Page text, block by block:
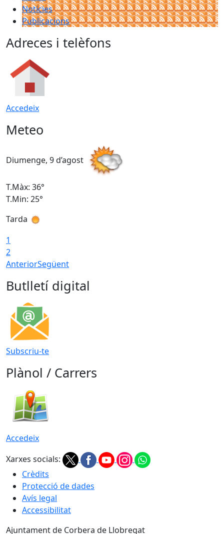
Notícies
Publicacions
Adreces i telèfons
Accedeix
Meteo
Diumenge, 9 d’agost
T.Màx: 36°
T.Min: 25°
Tarda
1
2
AnteriorSegüent
Butlletí digital
Subscriu-te
Plànol / Carrers
Accedeix
Xarxes socials:
Crèdits
Protecció de dades
Avís legal
Accessibilitat
Ajuntament de Corbera de Llobregat